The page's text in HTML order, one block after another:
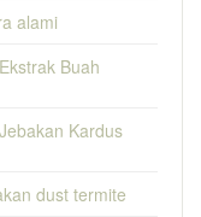
alami
Buah
Kardus
dust termite